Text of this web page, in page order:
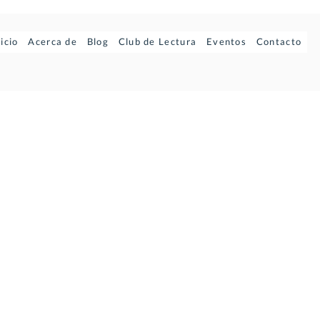
Acerca de Blog Club de Lectura Eventos Contacto